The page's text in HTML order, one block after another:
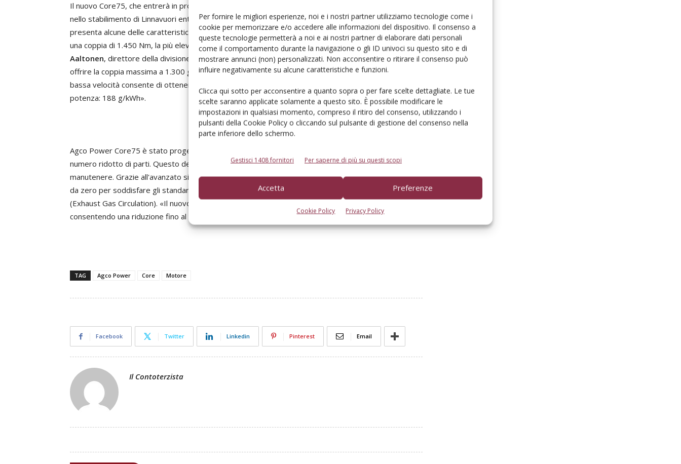
Per fornire le migliori esperienze, noi e i nostri partner utilizziamo tecnologie come i
cookie per memorizzare e/o accedere alle informazioni del dispositivo. Il consenso a
queste tecnologie permetterà a noi e ai nostri partner di elaborare dati personali
come il comportamento durante la navigazione o gli ID univoci su questo sito e di
mostrare annunci (non) personalizzati. Non acconsentire o ritirare il consenso può
influire negativamente su alcune caratteristiche e funzioni.
Clicca qui sotto per acconsentire a quanto sopra o per fare scelte dettagliate. Le tue
scelte saranno applicate solamente a questo sito. È possibile modificare le
impostazioni in qualsiasi momento, compreso il ritiro del consenso, utilizzando i
pulsanti della Cookie Policy o cliccando sul pulsante di gestione del consenso nella
parte inferiore dello schermo.
Gestisci 1408 fornitori Per saperne di più su questi scopi
Accetta Preferenze
Cookie Policy Privacy Policy
Il nuovo Core75, che entrerà in produzione di serie
nello stabilimento di Linnavuori entro la fine del 2022,
presenta alcune delle caratteristiche più avanzate del mercato attuale: «Agco Power Core75 eroga
una coppia di 1.450 Nm, la più elevata nella sua classe di potenza – afferma con orgoglioKari
Aaltonen, direttore della divisione ingegneria di Agco Power –. Il motore è stato progettato per
offrire la coppia massima a 1.300 giri/min. invece dei più tipici 1.500 giri/min. Questo concetto di
bassa velocità consente di ottenere il miglior risparmio di carburante del mercato nella sua classe di
potenza: 188 g/kWh».
Agco Power Core75 è stato progettato da zero per essere estremamente robusto, pur avendo un
numero ridotto di parti. Questo design semplificato rende il motore più affidabile e più facile da
manutenere. Grazie all'avanzato sistema Eat (Emission Aftertreatment), Core75 è stato progettato
da zero per soddisfare gli standard di emissione più severi senza la necessità di un sistema Egr
(Exhaust Gas Circulation). «Il nuovo motore è anche compatibile con i carburanti rinnovabili HVO,
consentendo una riduzione fino al 90% delle emissioni di gas serra», conclude Aaltonen.
TAG Agco Power Core Motore
Facebook Twitter Linkedin Pinterest Email
Il Contoterzista